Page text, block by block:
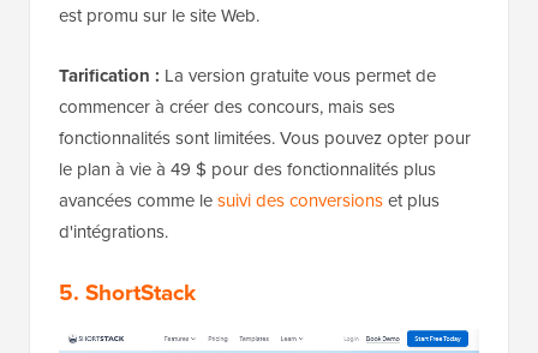
est promu sur le site Web.
Tarification : La version gratuite vous permet de
commencer à créer des concours, mais ses
fonctionnalités sont limitées. Vous pouvez opter pour
le plan à vie à 49 $ pour des fonctionnalités plus
avancées comme lesuivi des conversionset plus
d'intégrations.
5. ShortStack